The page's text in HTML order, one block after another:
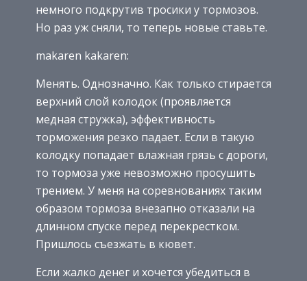
немного подкрутив тросики у тормозов.
Но раз уж сняли, то теперь новые ставьте.
makaren kakaren:
Менять. Однозначно. Как только стирается
верхний слой колодок (проявляется
медная стружка), эффективность
торможения резко падает. Если в такую
колодку попадает влажная грязь с дороги,
то тормоза уже невозможно просушить
трением. У меня на соревнованиях таким
образом тормоза внезапно отказали на
длинном спуске перед перекрестком.
Пришлось съезжать в кювет.
Если жалко денег и хочется убедиться в